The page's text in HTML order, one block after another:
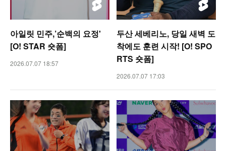
아일릿 민주,’순백의 요정'
[O! STAR 숏폼]
2026.07.07 18:57
두산 세베리노, 당일 새벽 도
착에도 훈련 시작! [O! SPO
RTS 숏폼]
2026.07.07 17:03